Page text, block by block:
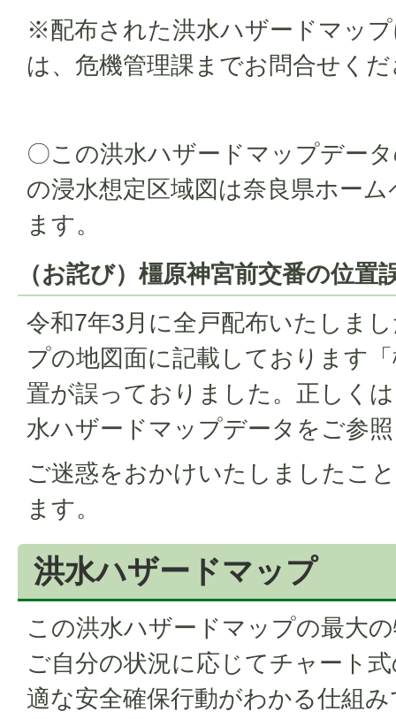
※配布された洪水ハザードマッ
は、危機管理課までお問合せく
〇この洪水ハザードマップデー
の浸水想定区域図は奈良県ホー
ます。
（お詫び）橿原神宮前交番の位置
令和7年3月に全戸配布いたしま
プの地図面に記載しております
置が誤っておりました。正しく
水ハザードマップデータをご参
ご迷惑をおかけいたしましたこ
ます。
洪水ハザードマップ
この洪水ハザードマップの最大
ご自分の状況に応じてチャート
適な安全確保行動がわかる仕組